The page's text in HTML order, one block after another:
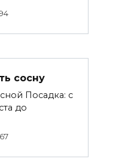
сосну
Посадка: с
до
67